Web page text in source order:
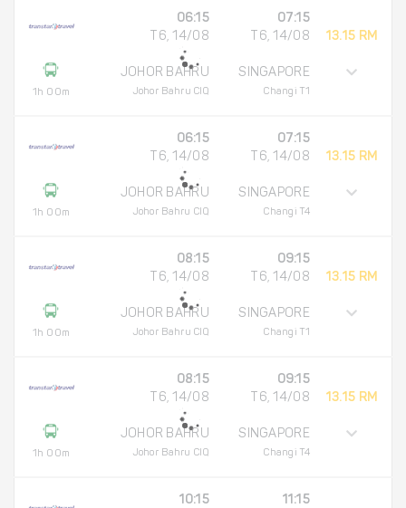
1h 00m
06:15
T6, 14/08
JOHOR BAHRU
Johor Bahru CIQ
07:15
T6, 14/08
SINGAPORE
Changi T1
13.15 RM
1h 00m
06:15
T6, 14/08
JOHOR BAHRU
Johor Bahru CIQ
07:15
T6, 14/08
SINGAPORE
Changi T4
13.15 RM
1h 00m
08:15
T6, 14/08
JOHOR BAHRU
Johor Bahru CIQ
09:15
T6, 14/08
SINGAPORE
Changi T1
13.15 RM
1h 00m
08:15
T6, 14/08
JOHOR BAHRU
Johor Bahru CIQ
09:15
T6, 14/08
SINGAPORE
Changi T4
13.15 RM
10:15
11:15